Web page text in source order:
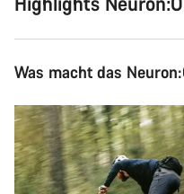
Was macht das